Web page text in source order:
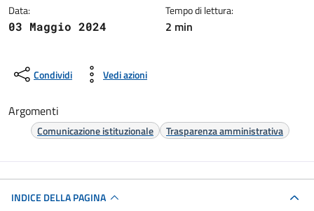
Data:
03 Maggio 2024
Tempo di lettura:
2 min
Condividi Vedi azioni
Argomenti
Comunicazione istituzionale Trasparenza amministrativa
INDICE DELLA PAGINA